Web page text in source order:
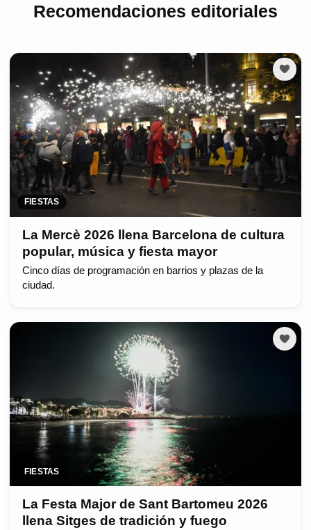
Recomendaciones editoriales
FIESTAS
La Mercè 2026 llena Barcelona de cultura
popular, música y fiesta mayor
Cinco días de programación en barrios y plazas de la
ciudad.
FIESTAS
La Festa Major de Sant Bartomeu 2026
llena Sitges de tradición y fuego